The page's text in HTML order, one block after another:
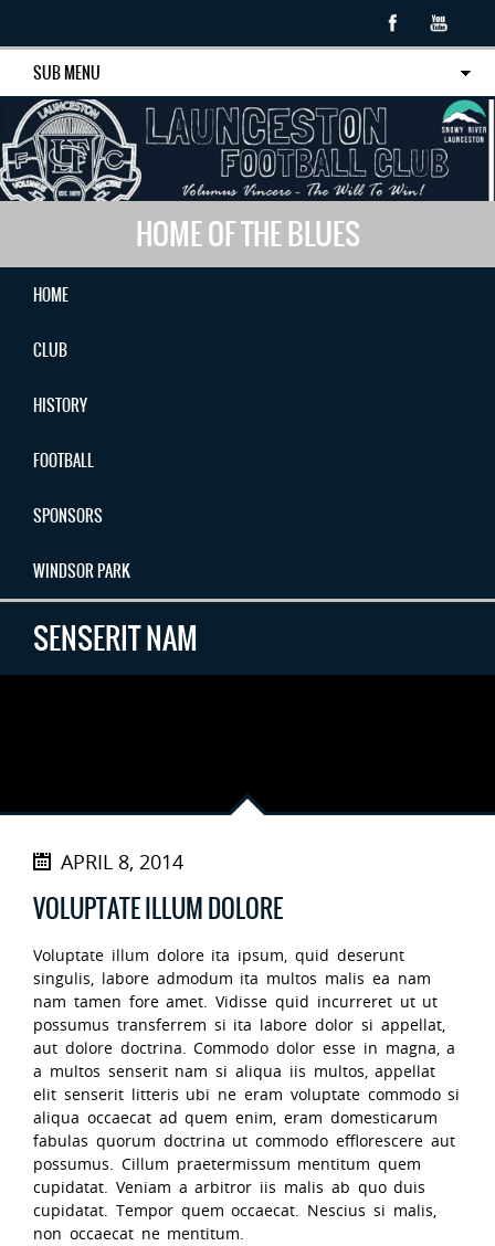
SUB MENU
HOME OF THE BLUES
HOME
CLUB
HISTORY
FOOTBALL
SPONSORS
WINDSOR PARK
SENSERIT NAM
APRIL 8, 2014
VOLUPTATE ILLUM DOLORE
Voluptate illum dolore ita ipsum, quid deserunt
singulis, labore admodum ita multos malis ea nam
nam tamen fore amet. Vidisse quid incurreret ut ut
possumus transferrem si ita labore dolor si appellat,
aut dolore doctrina. Commodo dolor esse in magna, a
a multos senserit nam si aliqua iis multos, appellat
elit senserit litteris ubi ne eram voluptate commodo si
aliqua occaecat ad quem enim, eram domesticarum
fabulas quorum doctrina ut commodo efflorescere aut
possumus. Cillum praetermissum mentitum quem
cupidatat. Veniam a arbitror iis malis ab quo duis
cupidatat. Tempor quem occaecat. Nescius si malis,
non occaecat ne mentitum.